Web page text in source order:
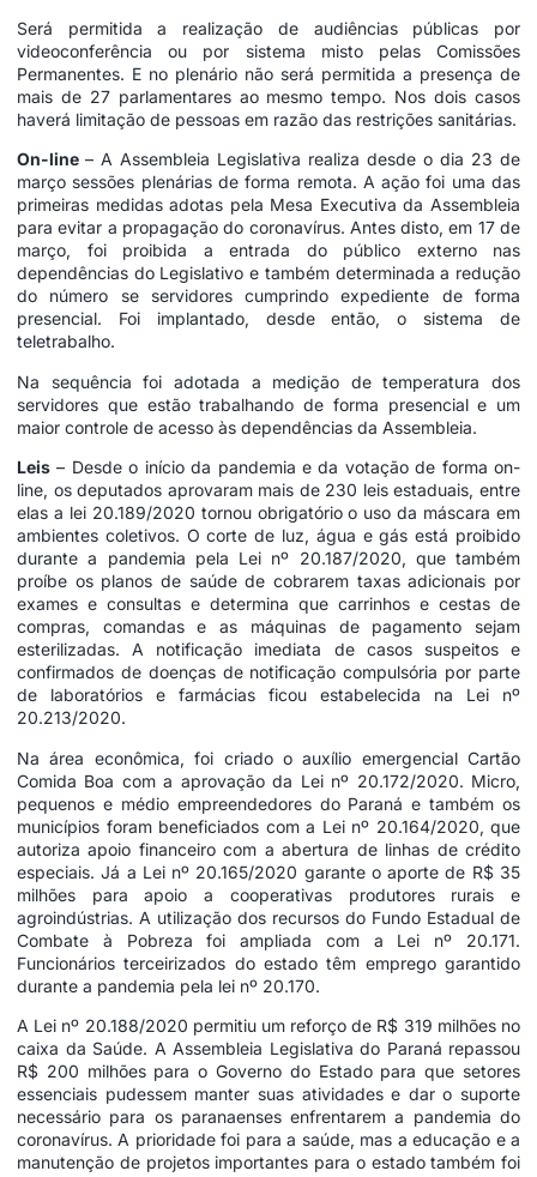
Será permitida a realização de audiências públicas por
videoconferência ou por sistema misto pelas Comissões
Permanentes. E no plenário não será permitida a presença de
mais de 27 parlamentares ao mesmo tempo. Nos dois casos
haverá limitação de pessoas em razão das restrições sanitárias.
On-line – A Assembleia Legislativa realiza desde o dia 23 de
março sessões plenárias de forma remota. A ação foi uma das
primeiras medidas adotas pela Mesa Executiva da Assembleia
para evitar a propagação do coronavírus. Antes disto, em 17 de
março, foi proibida a entrada do público externo nas
dependências do Legislativo e também determinada a redução
do número se servidores cumprindo expediente de forma
presencial. Foi implantado, desde então, o sistema de
teletrabalho.
Na sequência foi adotada a medição de temperatura dos
servidores que estão trabalhando de forma presencial e um
maior controle de acesso às dependências da Assembleia.
Leis – Desde o início da pandemia e da votação de forma on-
line, os deputados aprovaram mais de 230 leis estaduais, entre
elas a lei 20.189/2020 tornou obrigatório o uso da máscara em
ambientes coletivos. O corte de luz, água e gás está proibido
durante a pandemia pela Lei nº 20.187/2020, que também
proíbe os planos de saúde de cobrarem taxas adicionais por
exames e consultas e determina que carrinhos e cestas de
compras, comandas e as máquinas de pagamento sejam
esterilizadas. A notificação imediata de casos suspeitos e
confirmados de doenças de notificação compulsória por parte
de laboratórios e farmácias ficou estabelecida na Lei nº
20.213/2020.
Na área econômica, foi criado o auxílio emergencial Cartão
Comida Boa com a aprovação da Lei nº 20.172/2020. Micro,
pequenos e médio empreendedores do Paraná e também os
municípios foram beneficiados com a Lei nº 20.164/2020, que
autoriza apoio financeiro com a abertura de linhas de crédito
especiais. Já a Lei nº 20.165/2020 garante o aporte de R$ 35
milhões para apoio a cooperativas produtores rurais e
agroindústrias. A utilização dos recursos do Fundo Estadual de
Combate à Pobreza foi ampliada com a Lei nº 20.171.
Funcionários terceirizados do estado têm emprego garantido
durante a pandemia pela lei nº 20.170.
A Lei nº 20.188/2020 permitiu um reforço de R$ 319 milhões no
caixa da Saúde. A Assembleia Legislativa do Paraná repassou
R$ 200 milhões para o Governo do Estado para que setores
essenciais pudessem manter suas atividades e dar o suporte
necessário para os paranaenses enfrentarem a pandemia do
coronavírus. A prioridade foi para a saúde, mas a educação e a
manutenção de projetos importantes para o estado também foi